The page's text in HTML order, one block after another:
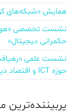
همایش «شبکه‌های
نشست تخصصی «هوش
حکمرانی دیجیتال»
نشست علمی
حوزه ICT و اقتصاد دیجیتال»
پربیننده‌ترین